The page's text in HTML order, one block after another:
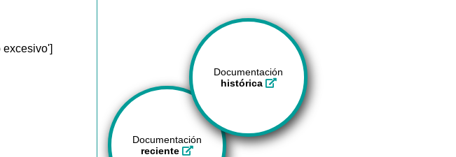
excesivo']
Documentación
histórica
Documentación
reciente